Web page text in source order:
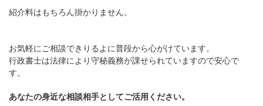
紹介料はもちろん掛かりません。
お気軽にご相談できりるよに普段から心がけています。
行政書士は法律により守秘義務が課せられていますので安心で
す。
あなたの身近な相談相手としてご活用ください。